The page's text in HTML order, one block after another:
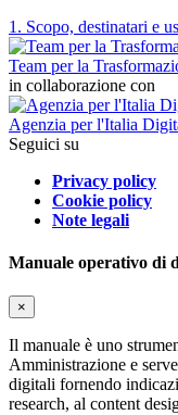
1. Scopo, destinatari e
Team per la
in collaborazione con
Agenzia per l'Italia
Seguici su
Privacy policy
Cookie policy
Note legali
Manuale operativo di
×
Il manuale è uno
Amministrazione e
digitali fornendo
research, al content